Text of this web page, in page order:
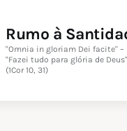
Rumo à
"Omnia in gloriam Dei facite" –
"Fazei tudo para glória de Deus"
(1Cor 10, 31)